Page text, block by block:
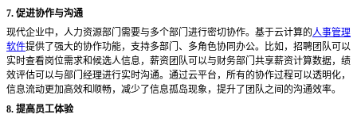
7. 促进协作与沟通
现代企业中，人力资源部门需要与多个部门进行密切协作。基于云计算的人事管理
软件提供了强大的协作功能，支持多部门、多角色协同办公。比如，招聘团队可以
实时查看岗位需求和候选人信息，薪资团队可以与财务部门共享薪资计算数据，绩
效评估可以与部门经理进行实时沟通。通过云平台，所有的协作过程可以透明化，
信息流动更加高效和顺畅，减少了信息孤岛现象，提升了团队之间的沟通效率。
8. 提高员工体验